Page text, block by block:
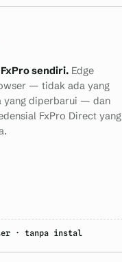
sendiri. Edge
— tidak ada yang
yang diperbarui — dan
FxPro Direct yang
· tanpa instal